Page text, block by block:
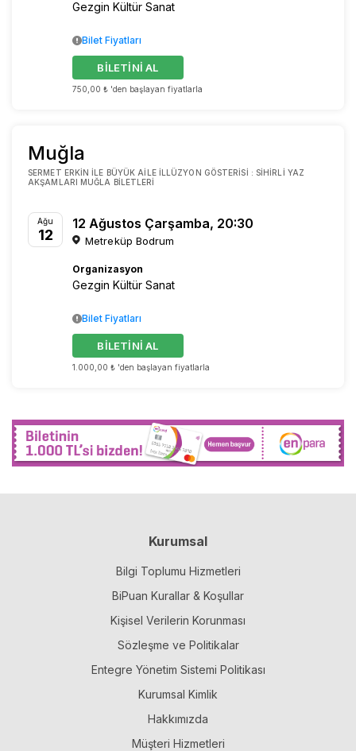
Gezgin Kültür Sanat
750,00 ₺ 'den başlayan fiyatlarla
BİLETİNİ AL
Bilet Fiyatları
Muğla
SERMET ERKIN ILE BÜYÜK AILE İLLÜZYON GÖSTERISI : SIHIRLI YAZ
AKŞAMLARI MUĞLA BILETLERI
Ağu
12
12 Ağustos Çarşamba, 20:30
Metreküp Bodrum
Organizasyon
Gezgin Kültür Sanat
1.000,00 ₺ 'den başlayan fiyatlarla
BİLETİNİ AL
Bilet Fiyatları
Kurumsal
Bilgi Toplumu Hizmetleri
BiPuan Kurallar & Koşullar
Kişisel Verilerin Korunması
Sözleşme ve Politikalar
Entegre Yönetim Sistemi Politikası
Kurumsal Kimlik
Hakkımızda
Müşteri Hizmetleri